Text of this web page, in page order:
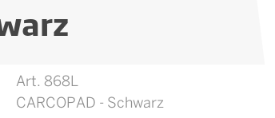
Art. 868L
CARCOPAD - Schwarz